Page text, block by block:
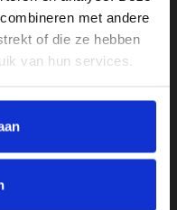
met andere
of die ze hebben
van hun services.
doek